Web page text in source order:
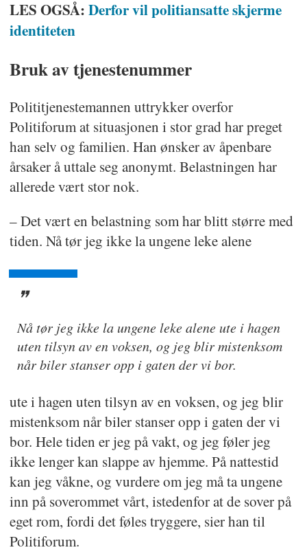
LES OGSÅ:Derfor vil politiansatte skjerme
identiteten
Bruk av tjenestenummer
Polititjenestemannen uttrykker overfor
Politiforum at situasjonen i stor grad har preget
han selv og familien. Han ønsker av åpenbare
årsaker å uttale seg anonymt. Belastningen har
allerede vært stor nok.
– Det vært en belastning som har blitt større med
tiden. Nå tør jeg ikke la ungene leke alene
Nå tør jeg ikke la ungene leke alene ute i hagen
uten tilsyn av en voksen, og jeg blir mistenksom
når biler stanser opp i gaten der vi bor.
ute i hagen uten tilsyn av en voksen, og jeg blir
mistenksom når biler stanser opp i gaten der vi
bor. Hele tiden er jeg på vakt, og jeg føler jeg
ikke lenger kan slappe av hjemme. På nattestid
kan jeg våkne, og vurdere om jeg må ta ungene
inn på soverommet vårt, istedenfor at de sover på
eget rom, fordi det føles tryggere, sier han til
Politiforum.